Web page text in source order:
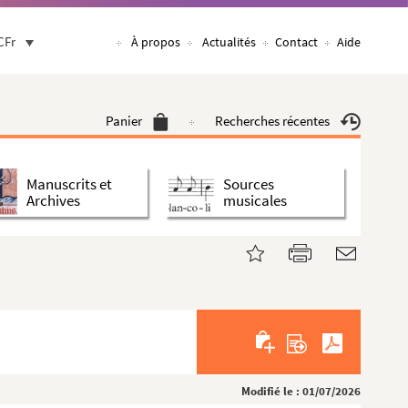
À propos Actualités Contact Aide
Panier Recherches récentes
Manuscrits et
Archives
Sources
musicales
Modifié le : 01/07/2026